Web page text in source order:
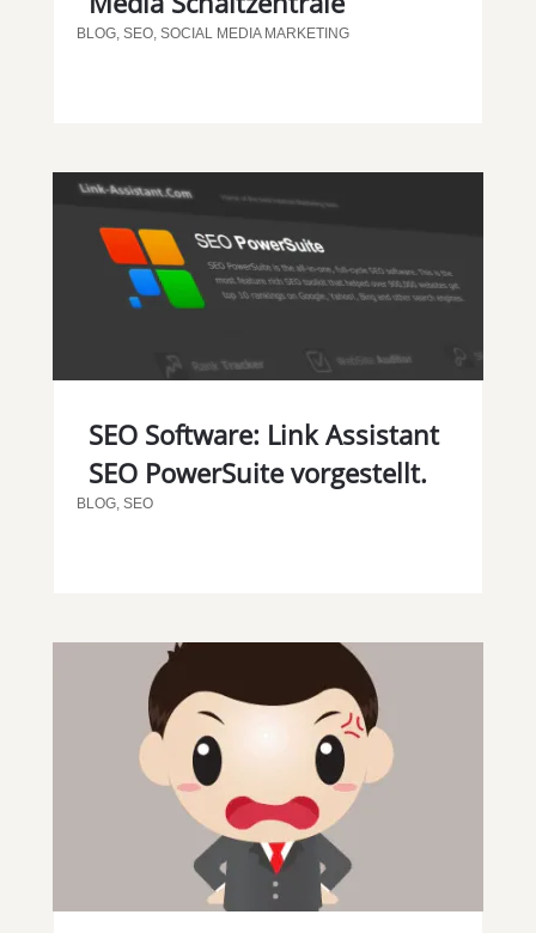
BLOG, SEO, SOCIAL MEDIA MARKETING
SEO Software: Link Assistant
SEO PowerSuite vorgestellt.
BLOG, SEO